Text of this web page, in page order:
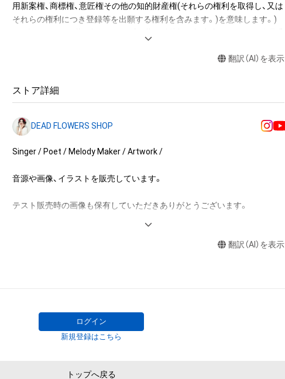
用新案権、商標権、意匠権その他の知的財産権(それらの権利を取得し、又は
それらの権利につき登録等を出願する権利を含みます。)を意味します。)
有していたとしても、本アイテムに関する創作物にかかる知的財産権を有
・本アイテムの著作権を有する方、著作隣接権の権利者またはその管理委託
(改変、公開、配布、逆コンパイル、リバースエンジニアリングを含みますが、
・本アイテムに関する創作物の利用については、公序良俗や法令に反する利
利用をお断りさせていただきます。
の他第三者が損害を被った場合、その損害がいかなる原因で発生したもの
であっても、本アイテムの著作権を有する方、著作隣接権の権利者またはそ
翻訳（AI）を表示
ストア詳細
DEAD FLOWERS SHOP
Singer / Poet / Melody Maker / Artwork /
音源や画像、イラストを販売しています。
テスト販売時の画像も保有していただきありがとうございます。
翻訳（AI）を表示
ログイン
新規登録はこちら
トップへ戻る